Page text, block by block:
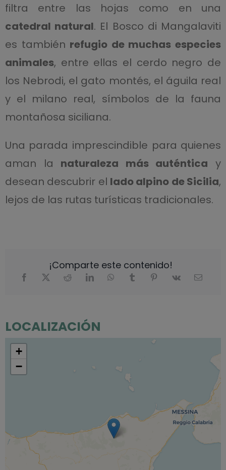
filtra entre las hojas como en una
catedral natural. El Bosco di Mangalaviti
es también refugio de muchas especies
animales, entre ellas el cerdo negro de
los Nebrodi, el gato montés, el águila real
y el milano real, símbolos de la fauna
montañosa siciliana.
Una parada imprescindible para quienes
aman la naturaleza más auténtica y
desean descubrir el lado alpino de Sicilia,
lejos de las rutas turísticas tradicionales.
¡Comparte este contenido!
LOCALIZACIÓN
+
−